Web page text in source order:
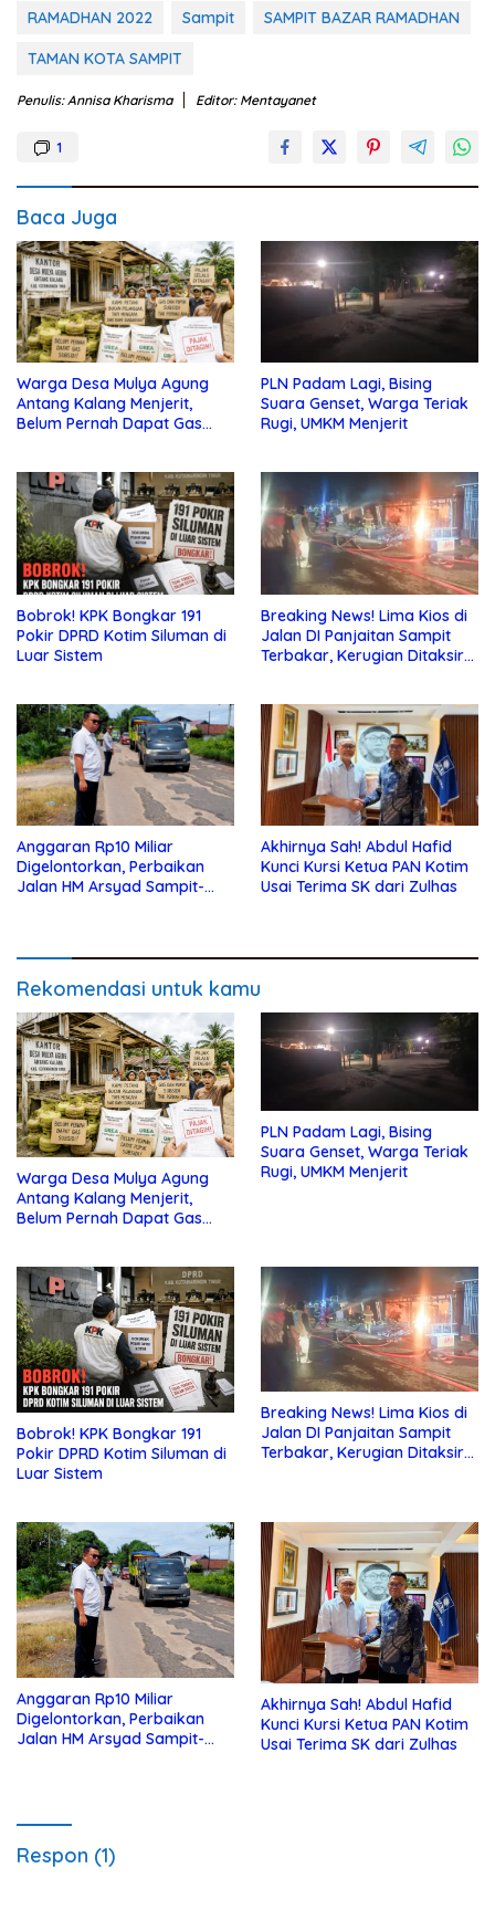
RAMADHAN 2022 Sampit SAMPIT BAZAR RAMADHAN
TAMAN KOTA SAMPIT
Penulis: Annisa Kharisma Editor: Mentayanet
1
Baca Juga
Warga Desa Mulya Agung
Antang Kalang Menjerit,
Belum Pernah Dapat Gas
PLN Padam Lagi, Bising
Suara Genset, Warga Teriak
Rugi, UMKM Menjerit
Bobrok! KPK Bongkar 191
Pokir DPRD Kotim Siluman di
Luar Sistem
Breaking News! Lima Kios di
Jalan DI Panjaitan Sampit
Terbakar, Kerugian Ditaksir
Anggaran Rp10 Miliar
Digelontorkan, Perbaikan
Jalan HM Arsyad Sampit-
Akhirnya Sah! Abdul Hafid
Kunci Kursi Ketua PAN Kotim
Usai Terima SK dari Zulhas
Rekomendasi untuk kamu
Warga Desa Mulya Agung
Antang Kalang Menjerit,
Belum Pernah Dapat Gas
PLN Padam Lagi, Bising
Suara Genset, Warga Teriak
Rugi, UMKM Menjerit
Bobrok! KPK Bongkar 191
Pokir DPRD Kotim Siluman di
Luar Sistem
Breaking News! Lima Kios di
Jalan DI Panjaitan Sampit
Terbakar, Kerugian Ditaksir
Anggaran Rp10 Miliar
Digelontorkan, Perbaikan
Jalan HM Arsyad Sampit-
Akhirnya Sah! Abdul Hafid
Kunci Kursi Ketua PAN Kotim
Usai Terima SK dari Zulhas
Respon (1)